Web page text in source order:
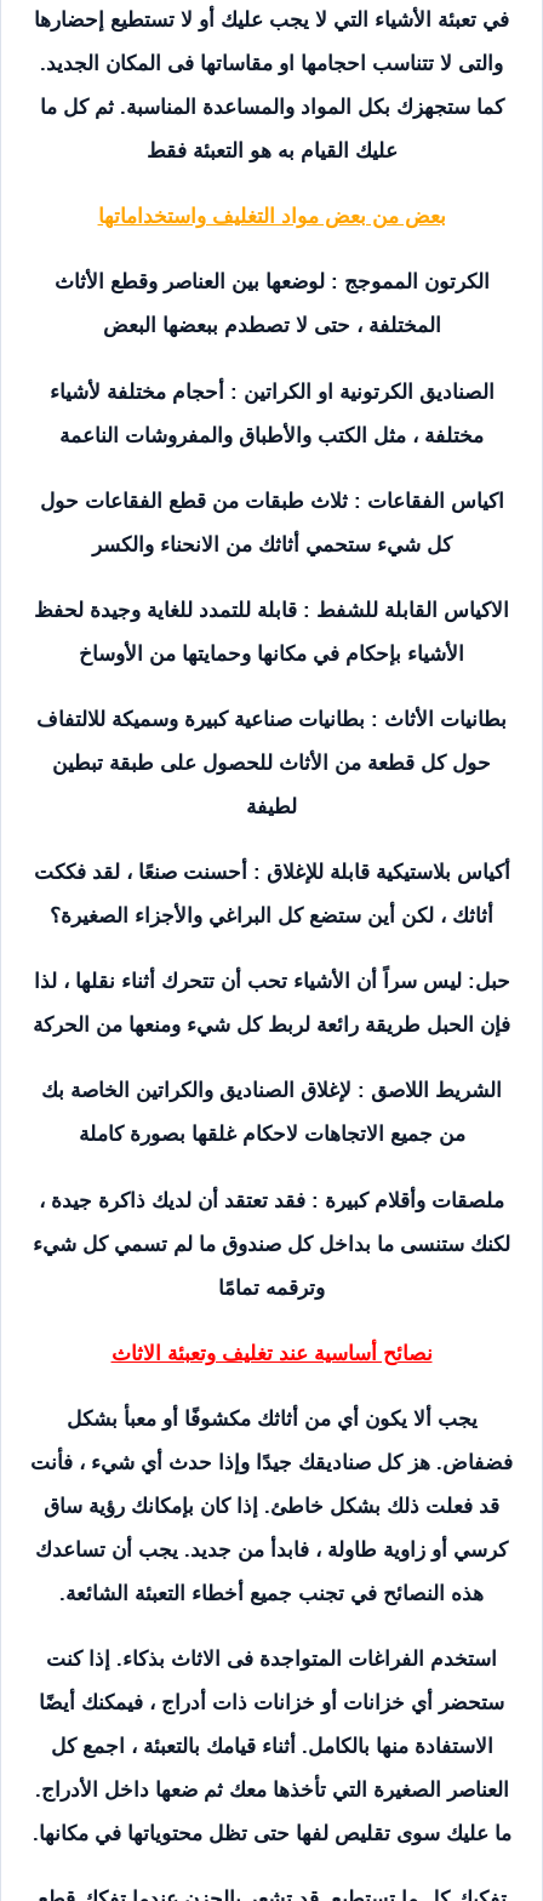
في تعبئة الأشياء التي لا يجب عليك أو لا تستطيع إحضارها
والتى لا تتناسب احجامها او مقاساتها فى المكان الجديد.
كما ستجهزك بكل المواد والمساعدة المناسبة. ثم كل ما
عليك القيام به هو التعبئة فقط
بعض من بعض مواد التغليف واستخداماتها
الكرتون المموجج : لوضعها بين العناصر وقطع الأثاث
المختلفة ، حتى لا تصطدم ببعضها البعض
الصناديق الكرتونية او الكراتين : أحجام مختلفة لأشياء
مختلفة ، مثل الكتب والأطباق والمفروشات الناعمة
اكياس الفقاعات : ثلاث طبقات من قطع الفقاعات حول
كل شيء ستحمي أثاثك من الانحناء والكسر
الاكياس القابلة للشفط : قابلة للتمدد للغاية وجيدة لحفظ
الأشياء بإحكام في مكانها وحمايتها من الأوساخ
بطانيات الأثاث : بطانيات صناعية كبيرة وسميكة للالتفاف
حول كل قطعة من الأثاث للحصول على طبقة تبطين
لطيفة
أكياس بلاستيكية قابلة للإغلاق : أحسنت صنعًا ، لقد فككت
أثاثك ، لكن أين ستضع كل البراغي والأجزاء الصغيرة؟
حبل: ليس سراً أن الأشياء تحب أن تتحرك أثناء نقلها ، لذا
فإن الحبل طريقة رائعة لربط كل شيء ومنعها من الحركة
الشريط اللاصق : لإغلاق الصناديق والكراتين الخاصة بك
من جميع الاتجاهات لاحكام غلقها بصورة كاملة
ملصقات وأقلام كبيرة : فقد تعتقد أن لديك ذاكرة جيدة ،
لكنك ستنسى ما بداخل كل صندوق ما لم تسمي كل شيء
وترقمه تمامًا
نصائح أساسية عند تغليف وتعبئة الاثاث
يجب ألا يكون أي من أثاثك مكشوفًا أو معبأ بشكل
فضفاض. هز كل صناديقك جيدًا وإذا حدث أي شيء ، فأنت
قد فعلت ذلك بشكل خاطئ. إذا كان بإمكانك رؤية ساق
كرسي أو زاوية طاولة ، فابدأ من جديد. يجب أن تساعدك
هذه النصائح في تجنب جميع أخطاء التعبئة الشائعة.
استخدم الفراغات المتواجدة فى الاثاث بذكاء. إذا كنت
ستحضر أي خزانات أو خزانات ذات أدراج ، فيمكنك أيضًا
الاستفادة منها بالكامل. أثناء قيامك بالتعبئة ، اجمع كل
العناصر الصغيرة التي تأخذها معك ثم ضعها داخل الأدراج.
ما عليك سوى تقليص لفها حتى تظل محتوياتها في مكانها.